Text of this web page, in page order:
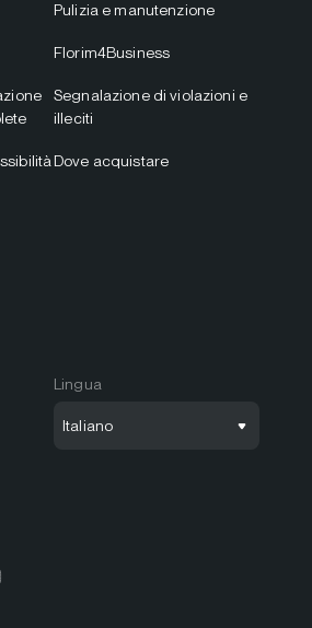
Pulizia e manutenzione
Florim4Business
Segnalazione di violazioni e
illeciti
Dove acquistare
Lingua
Italiano